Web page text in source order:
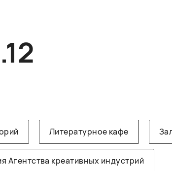
Литературное кафе
Агентства креативных индустрий